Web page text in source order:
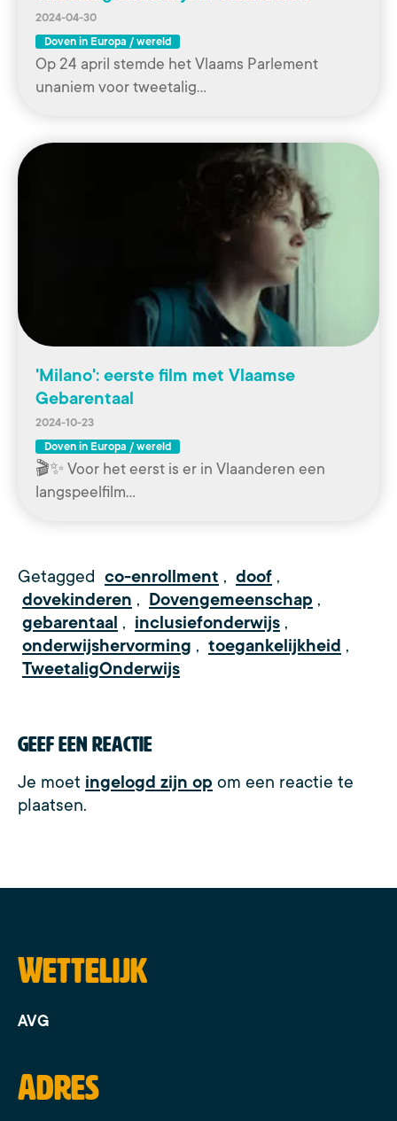
2024-04-30
Doven in Europa / wereld
Op 24 april stemde het Vlaams Parlement
unaniem voor tweetalig…
'Milano': eerste film met Vlaamse
Gebarentaal
2024-10-23
Doven in Europa / wereld
🎬✨ Voor het eerst is er in Vlaanderen een
langspeelfilm…
Getagged co-enrollment , doof ,
dovekinderen , Dovengemeenschap ,
gebarentaal , inclusiefonderwijs ,
onderwijshervorming , toegankelijkheid ,
TweetaligOnderwijs
Geef een reactie
Je moet ingelogd zijn op om een reactie te
plaatsen.
Wettelijk
AVG
Adres